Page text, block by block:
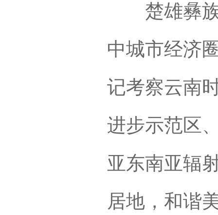
楚雄彝族
中城市经济
记考察云南
进步示范区
亚东南亚辐
居地，和谐